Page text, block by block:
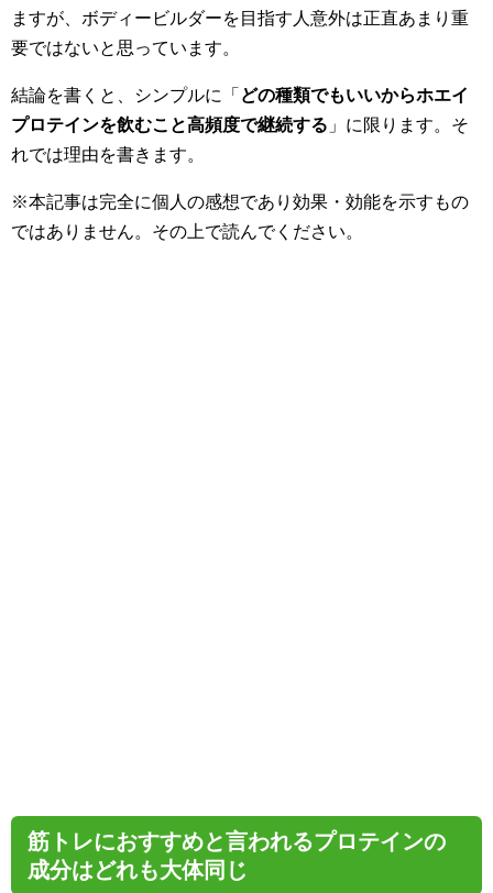
ますが、ボディービルダーを目指す人意外は正直あまり重
要ではないと思っています。
結論を書くと、シンプルに「 どの種類でもいいからホエイ
プロテインを飲むこと高頻度で継続する 」に限ります。そ
れでは理由を書きます。
※本記事は完全に個人の感想であり効果・効能を示すもの
ではありません。その上で読んでください。
筋トレにおすすめと言われるプロテインの
成分はどれも大体同じ